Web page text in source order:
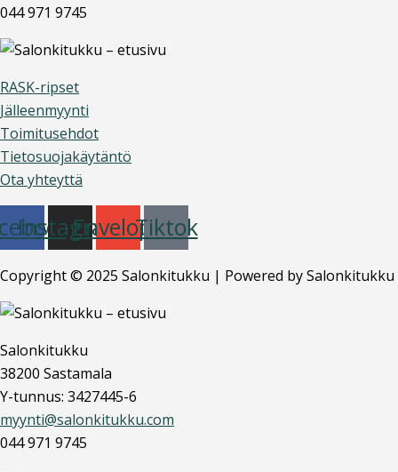
044 971 9745
RASK-ripset
Jälleenmyynti
Toimitusehdot
Tietosuojakäytäntö
Ota yhteyttä
Instagram
EnvelopeTiktok
Copyright © 2025 Salonkitukku | Powered by Salonkitukku
Salonkitukku
38200 Sastamala
Y-tunnus: 3427445-6
myynti@salonkitukku.com
044 971 9745